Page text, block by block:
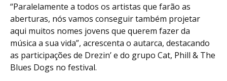
“Paralelamente a todos os artistas que farão as
aberturas, nós vamos conseguir também projetar
aqui muitos nomes jovens que querem fazer da
música a sua vida”, acrescenta o autarca, destacando
as participações de Drezin’ e do grupo Cat, Phill & The
Blues Dogs no festival.